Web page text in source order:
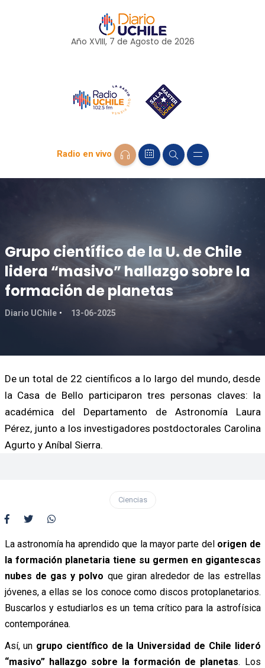
Año XVIII, 7 de Agosto de 2026
Radio en vivo
Grupo científico de la U. de Chile
lidera “masivo” hallazgo sobre la
formación de planetas
Diario UChile 13-06-2025
De un total de 22 científicos a lo largo del mundo, desde
la Casa de Bello participaron tres personas claves: la
académica del Departamento de Astronomía Laura
Pérez, junto a los investigadores postdoctorales Carolina
Agurto y Aníbal Sierra.
Ciencias
La astronomía ha aprendido que la mayor parte del origen de
la formación planetaria tiene su germen en gigantescas
nubes de gas y polvo que giran alrededor de las estrellas
jóvenes, a ellas se los conoce como discos protoplanetarios.
Buscarlos y estudiarlos es un tema crítico para la astrofísica
contemporánea.
Así, un grupo científico de la Universidad de Chile lideró
“masivo” hallazgo sobre la formación de planetas. Los